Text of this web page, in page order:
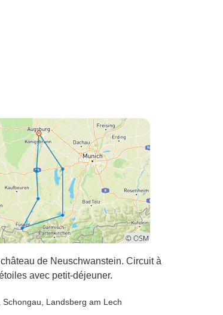
de Neuschwanstein. Circuit à
avec petit-déjeuner.
, Schongau , Landsberg am Lech